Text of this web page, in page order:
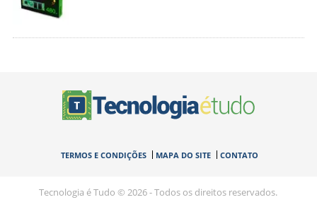
TERMOS E CONDIÇÕES MAPA DO SITE CONTATO
Tecnologia é Tudo © 2026 - Todos os direitos reservados.